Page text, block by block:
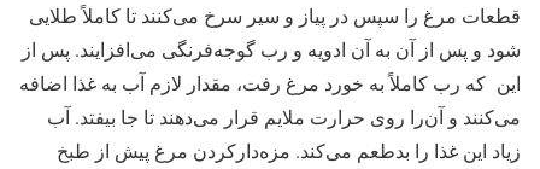
قطعات مرغ را سپس در پیاز و سیر سرخ می‌کنند تا کاملاً طلایی
شود و پس از آن به آن ادویه و رب گوجه‌فرنگی می‌افزایند. پس از
این که رب کاملاً به خورد مرغ رفت، مقدار لازم آب به غذا اضافه
می‌کنند و آن‌را روی حرارت ملایم قرار می‌دهند تا جا بیفتد. آب
زیاد این غذا را بدطعم می‌کند. مزه‌دارکردن مرغ پیش از طبخ